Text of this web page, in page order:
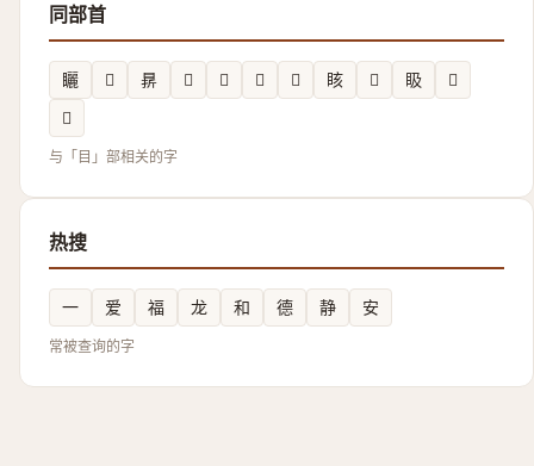
同部首
矖 𥈐 䁀 𭿤 𭿁 𬑈 𥍄 䀭 𥅚 𥄫
𥅷
𬑤
与「目」部相关的字
热搜
一 爱 福 龙 和 德 静 安
常被查询的字